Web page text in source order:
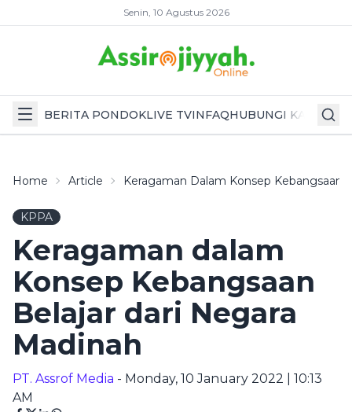
Senin, 10 Agustus 2026
BERITA PONDOKLIVE TVINFAQHUBUNGI KAMI
Home Article Keragaman Dalam Konsep Kebangsaan
KPPA
Keragaman dalam
Konsep Kebangsaan
Belajar dari Negara
Madinah
PT. Assrof Media - Monday, 10 January 2022 | 10:13
AM